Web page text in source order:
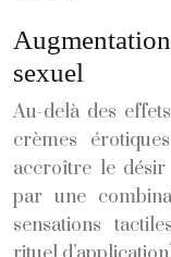
sexuel
Au-delà des
crèmes
accroître le désir
par une
sensations